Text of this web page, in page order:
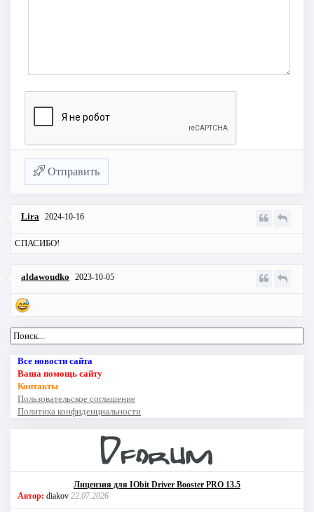
Отправить
Lira 2024-10-16
СПАСИБО!
aldawoudko 2023-10-05
Все новости сайта
Ваша помощь сайту
Контакты
Пользовательское соглашение
Политика конфиденциальности
Лицензия для IObit Driver Booster PRO 13.5
Автор: diakov 22.07.2026